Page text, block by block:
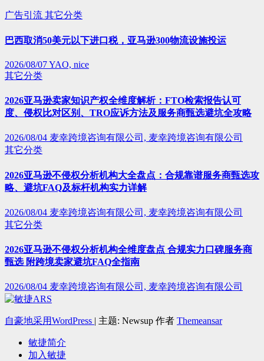
广告引流 其它分类
巴西取消50美元以下进口税，亚马逊300物流设施投运
2026/08/07YAO, nice
其它分类
2026亚马逊卖家知识产权全维度解析：FTO检索报告认可
度、侵权比对区别、TRO应诉方法及服务商甄选避坑全攻略
2026/08/04 麦幸跨境咨询有限公司, 麦幸跨境咨询有限公司
其它分类
2026亚马逊不侵权分析机构大全盘点：合规靠谱服务商甄选攻
略、避坑FAQ及标杆机构实力详解
2026/08/04 麦幸跨境咨询有限公司, 麦幸跨境咨询有限公司
其它分类
2026亚马逊不侵权分析机构全维度盘点 合规实力口碑服务商
甄选 附跨境卖家避坑FAQ全指南
2026/08/04 麦幸跨境咨询有限公司, 麦幸跨境咨询有限公司
自豪地采用WordPress | 主题: Newsup 作者 Themeansar
敏捷简介
加入敏捷